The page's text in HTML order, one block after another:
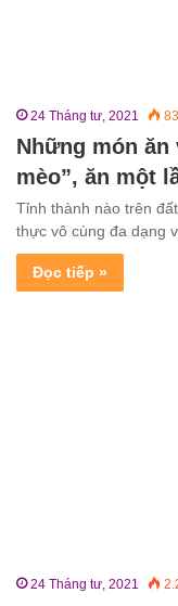
24 Tháng tư, 2021
Những món ăn
mèo”, ăn một
Tỉnh thành nào trên
thực vô cùng đa dạng
Đọc tiếp »
24 Tháng tư, 2021